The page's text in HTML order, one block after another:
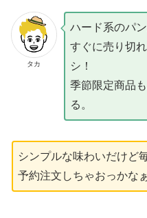
タカ
ハード系のパ
すぐに売り切
シ！
季節限定商品
る。
シンプルな味わいだけど
予約注文しちゃおっかな